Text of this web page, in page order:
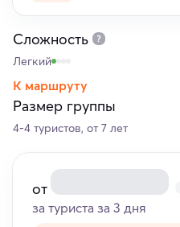
Сложность
Легкий
К маршруту
Размер группы
4-4 туристов, от 7 лет
от
за туриста за 3 дня